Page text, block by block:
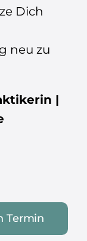
Dich
neu zu
|
Termin